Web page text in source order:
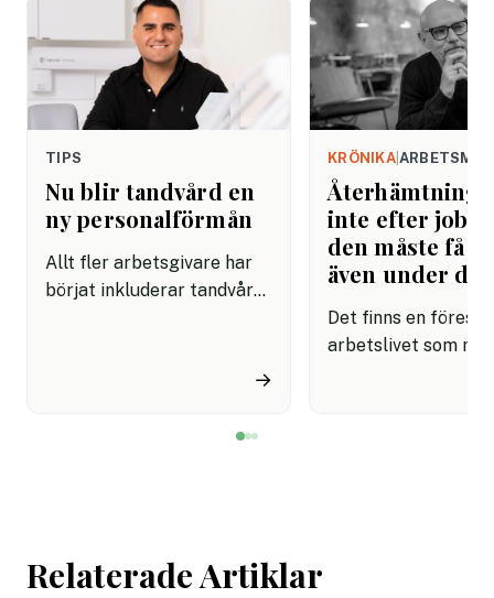
TIPS
Nu blir tandvård en
ny personalförmån
Allt fler arbetsgivare har
börjat inkluderar tandvård i
miljon svenskar uppger att
→
KRÖNIKA|
Återhämtning
inte efter
den måste få
även under
Det finns en
arbetslivet som
Relaterade Artiklar